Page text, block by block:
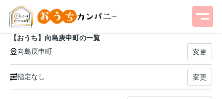
【おうち】向島庚申町の一覧
向島庚申町
変更
指定なし 変更